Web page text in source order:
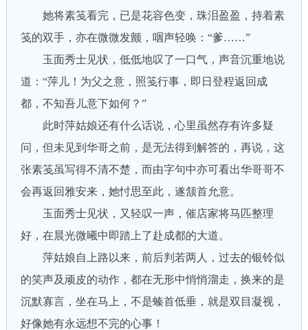
她将素笺看完，已是花容色变，珠泪盈盈，持着素
笺的双手，亦在微微发颤，咽声轻唤：“爹……”
玉面秀士见状，低低地叹了一口气，声音沉重地说
道：“萍儿！为父之意，照笺行事，即日登程返回成
都，不知吾儿意下如何？”
此时萍姑娘还有什么话说，心里虽然存有许多疑
问，但未见到华哥之前，是无法得到解答的，再说，这
张素笺虽写得不清不楚，而由字句中亦可看出华哥哥不
会再返回雅安来，她忖思至此，遂颔首允意。
玉面秀士见状，又轻叹一声，催店家将马匹整理
好，在晨光微曦中即踏上了赴成都的大道。
萍姑娘自上路以来，前后判若两人，过去的银铃似
的笑声及顽皮的动作，都在无形中悄悄溜走，换来的是
沉默寡言，坐在马上，不是螓首低垂，就是双目凝视，
好像她有永远想不完的心事！